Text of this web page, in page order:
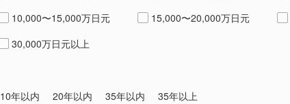
10,000〜15,000万日元 15,000〜20,000万日元
30,000万日元以上
10年以内 20年以内 35年以内
35年以上